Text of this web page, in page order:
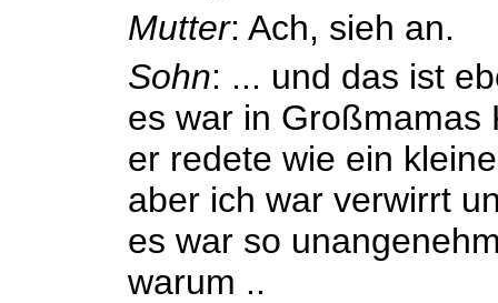
Mutter: Ach, sieh an.
Sohn: ... und das ist
es war in Großmamas
er redete wie ein
aber ich war verwirrt
es war so
warum ..